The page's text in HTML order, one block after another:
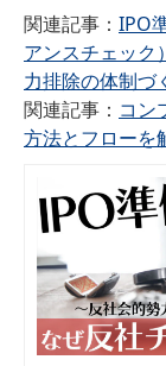
関連記事： IPO
アンスチェック
力排除の体制づ
関連記事： コン
方法とフローを